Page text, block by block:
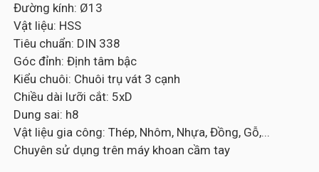
Đường kính: Ø13
Vật liệu: HSS
Tiêu chuẩn: DIN 338
Góc đỉnh: Định tâm bậc
Kiểu chuôi: Chuôi trụ vát 3 cạnh
Chiều dài lưỡi cắt: 5xD
Dung sai: h8
Vật liệu gia công: Thép, Nhôm, Nhựa, Đồng, Gỗ,...
Chuyên sử dụng trên máy khoan cầm tay